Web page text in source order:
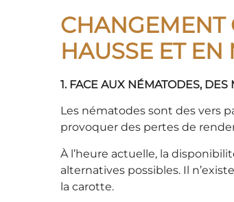
CHANGEMENT
HAUSSE ET EN
1. FACE AUX NÉMATODES,
Les nématodes sont des vers
provoquer des pertes de
À l’heure actuelle, la
alternatives possibles. Il
la carotte.